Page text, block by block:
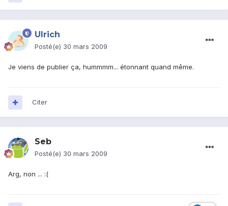
Ulrich
Posté(e) 30 mars 2009
Je viens de publier ça, hummmm... étonnant quand même.
Citer
Seb
Posté(e) 30 mars 2009
Arg, non ... :(